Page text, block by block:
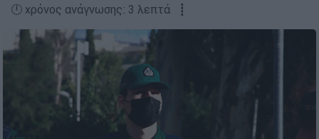
🕛 χρόνος ανάγνωσης: 3 λεπτά ┋